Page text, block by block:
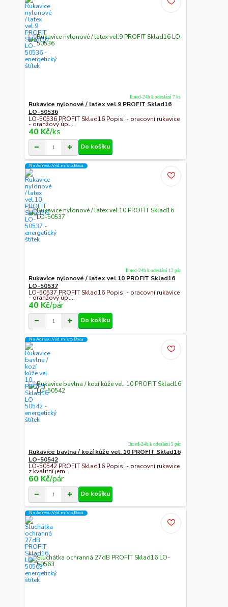
Rukavice nylonové / latex vel.9 PROFIT Sklad16
LO-50536
LO-50536 PROFIT Sklad16 Popis: - pracovní rukavice
- oranžový úpl...
40 Kč/ks
Ihned-24h k odeslání 7 ks
Do košíku
Na Adresu,Výd.místo,Boxu
Rukavice nylonové / latex vel.10 PROFIT Sklad16
LO-50537
LO-50537 PROFIT Sklad16 Popis: - pracovní rukavice
- oranžový úpl...
40 Kč/pár
Ihned-24h k odeslání 12 pár
Do košíku
Na Adresu,Výd.místo,Boxu
Rukavice bavlna / kozí kůže vel. 10 PROFIT Sklad16
LO-50542
LO-50542 PROFIT Sklad16 Popis: - pracovní rukavice
z kvalitní jem...
60 Kč/pár
Ihned-24h k odeslání 5 pár
Do košíku
Na Adresu,Výd.místo,Boxu